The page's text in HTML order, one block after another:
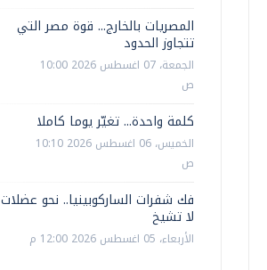
المصريات بالخارج... قوة مصر التي
تتجاوز الحدود
الجمعة، 07 اغسطس 2026 10:00
ص
كلمة واحدة... تغيّر يوما كاملا
الخميس، 06 اغسطس 2026 10:10
ص
فك شفرات الساركوبينيا.. نحو عضلات
لا تشيخ
الأربعاء، 05 اغسطس 2026 12:00 م